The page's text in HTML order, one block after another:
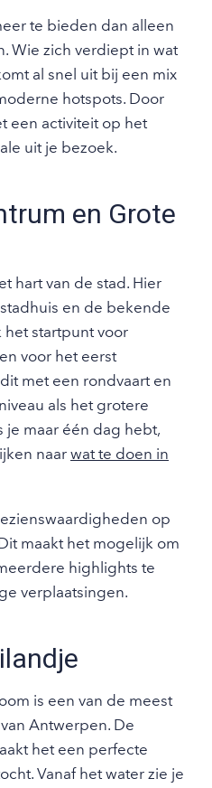
te bieden dan alleen
Wie zich verdiept in wat
al snel uit bij een mix
hotspots. Door
een activiteit op het
uit je bezoek.
en Grote
hart van de stad. Hier
en de bekende
het startpunt voor
voor het eerst
met een rondvaart en
als het grotere
je maar één dag hebt,
naar wat te doen in
op
maakt het mogelijk om
highlights te
verplaatsingen.
is een van de meest
Antwerpen. De
het een perfecte
Vanaf het water zie je